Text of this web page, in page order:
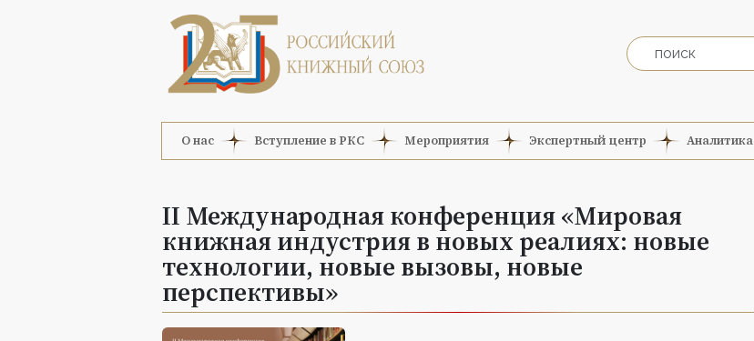
О нас Вступление в РКС Мероприятия Экспертный центр Аналитика
II Международная конференция «Мировая
книжная индустрия в новых реалиях: новые
технологии, новые вызовы, новые
перспективы»